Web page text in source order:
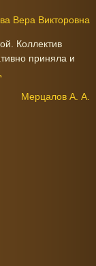
Вера Викторовна
Коллектив
приняла и
Мерцалов А. А.